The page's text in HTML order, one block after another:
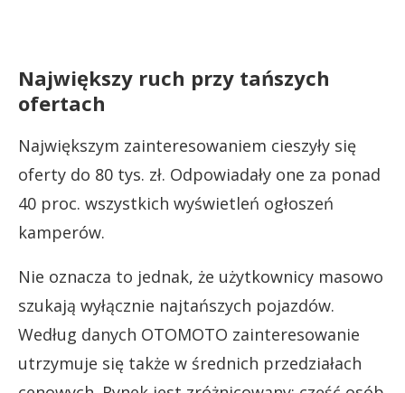
Największy ruch przy tańszych
ofertach
Największym zainteresowaniem cieszyły się
oferty do 80 tys. zł. Odpowiadały one za ponad
40 proc. wszystkich wyświetleń ogłoszeń
kamperów.
Nie oznacza to jednak, że użytkownicy masowo
szukają wyłącznie najtańszych pojazdów.
Według danych OTOMOTO zainteresowanie
utrzymuje się także w średnich przedziałach